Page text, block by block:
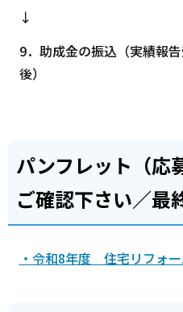
↓
9．助成金の振込（実績報
後）
パンフレット（応
ご確認下さい／最
・令和8年度 住宅リフォ